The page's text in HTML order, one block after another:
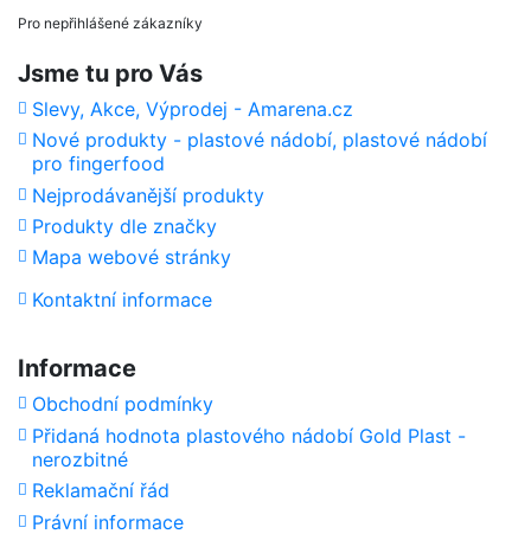
Pro nepřihlášené zákazníky
Jsme tu pro Vás
Slevy, Akce, Výprodej - Amarena.cz
Nové produkty - plastové nádobí, plastové nádobí
pro fingerfood
Nejprodávanější produkty
Produkty dle značky
Mapa webové stránky
Kontaktní informace
Informace
Obchodní podmínky
Přidaná hodnota plastového nádobí Gold Plast -
nerozbitné
Reklamační řád
Právní informace